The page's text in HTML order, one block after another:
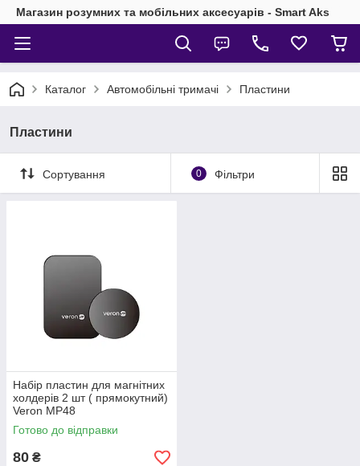
Магазин розумних та мобільних аксесуарів - Smart Aks
Каталог Автомобільні тримачі Пластини
Пластини
Сортування 0 Фільтри
Набір пластин для магнітних
холдерів 2 шт ( прямокутний)
Veron MP48
Готово до відправки
80 ₴